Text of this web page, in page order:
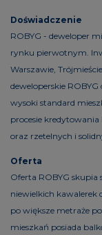
Doświadczenie
ROBYG - deweloper
rynku pierwotnym.
Warszawie,
deweloperskie
wysoki standard
procesie
oraz rzetelnych i
Oferta
Oferta ROBYG skupia
niewielkich kawalerek
po większe metraże
mieszkań posiada